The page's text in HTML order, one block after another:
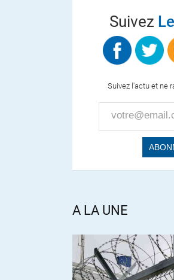
Suivez
Suivez l'actu et ne
A LA UNE